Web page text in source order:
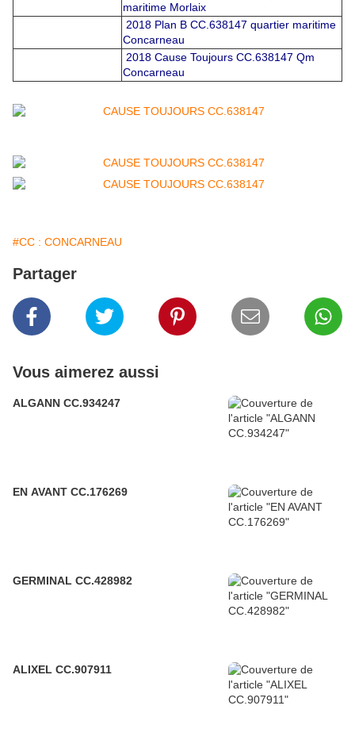
maritime Morlaix
2018 Plan B CC.638147 quartier maritime
Concarneau
2018 Cause Toujours CC.638147 Qm
Concarneau
#CC : CONCARNEAU
Partager
Vous aimerez aussi
ALGANN CC.934247
EN AVANT CC.176269
GERMINAL CC.428982
ALIXEL CC.907911